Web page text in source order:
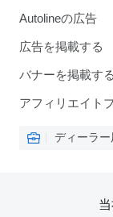
Autolineの広告
広告を掲載する
バナーを掲載する
アフィリエイト
ディーラー